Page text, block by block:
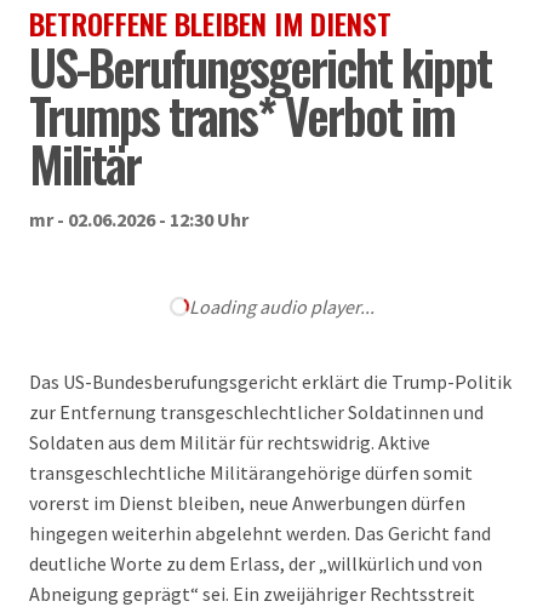
BETROFFENE BLEIBEN IM DIENST
US-Berufungsgericht kippt
Trumps trans* Verbot im
Militär
mr - 02.06.2026 - 12:30 Uhr
Loading audio player...
Das US-Bundesberufungsgericht erklärt die Trump-Politik
zur Entfernung transgeschlechtlicher Soldatinnen und
Soldaten aus dem Militär für rechtswidrig. Aktive
transgeschlechtliche Militärangehörige dürfen somit
vorerst im Dienst bleiben, neue Anwerbungen dürfen
hingegen weiterhin abgelehnt werden. Das Gericht fand
deutliche Worte zu dem Erlass, der „willkürlich und von
Abneigung geprägt“ sei. Ein zweijähriger Rechtsstreit